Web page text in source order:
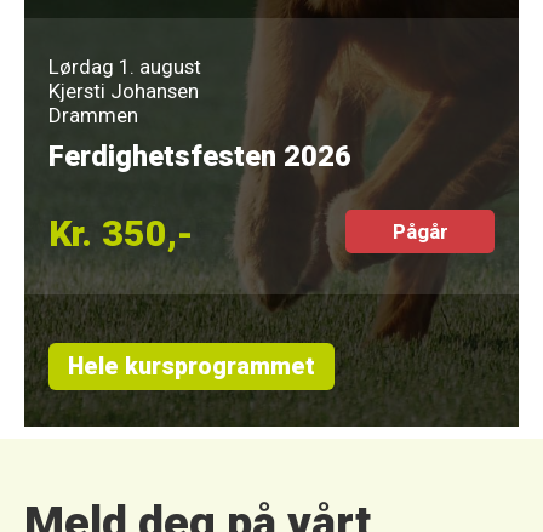
Lørdag 1. august
Kjersti Johansen
Drammen
Ferdighetsfesten 2026
Kr. 350,- Pågår
Hele kursprogrammet